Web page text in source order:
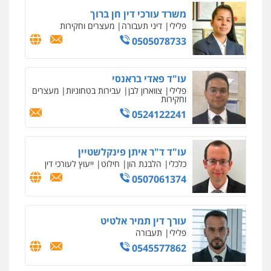
עו"ד אסף דוק
פלילי עבירות מין סמים והימורים פשיעה
חמורה חקירות ומעצרים צווארון לבן והונאה
עו"ד שלי גורביץ – לוי
משפט פלילי פשיעה חמורה מעצרים
וחקירות
0544218336
עו"ד שגיא אקו
פלילי מעצרים וחקירות סמים עבירות מין
עורכי דין לענייני אסירים
אלי אונגר משרד עו"ד
פלילי פשיעה חמורה
עסקים
משרד עורכי דין חן ברוך
פלילי דיני תעבורה מעצרים וחקירות
0505078733
עו"ד פאדי בראנסי
פלילי צווארון לבן עבירות בטחוניות מעצרים
וחקירות
0524122241
עו"ד ד"ר איתן פינקלשטיין
כלכלי הלבנת הון חילוט ייעוץ לעורכי דין
0507061374
עורך דין תמיר אלטיט
פלילי תעבורה
0545577862